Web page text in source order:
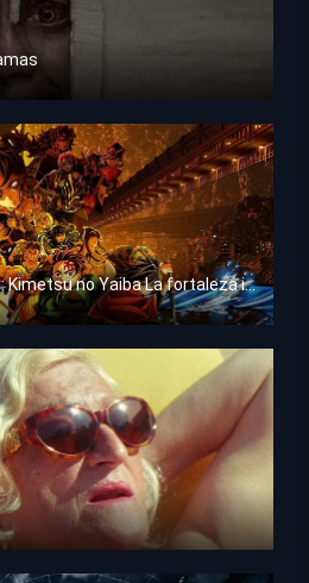
Guardianes de la noche: Kimetsu no Yaiba La fortaleza infinita